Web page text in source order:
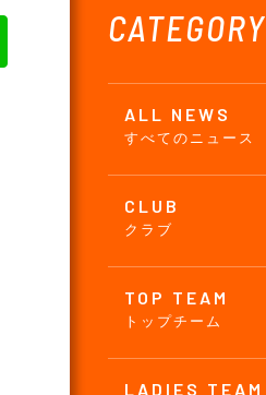
CATEGORY
ALL NEWS
すべてのニュース
CLUB
クラブ
TOP TEAM
トップチーム
LADIES TEAM